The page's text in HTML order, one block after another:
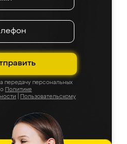
передачу персональных
Политике
Пользовательскому